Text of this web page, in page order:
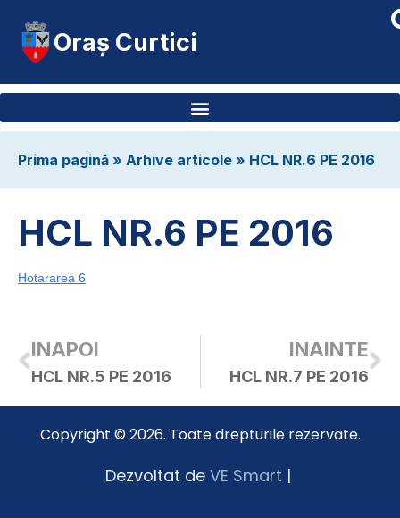
Oraș Curtici
Prima pagină » Arhive articole » HCL NR.6 PE 2016
HCL NR.6 PE 2016
Hotararea 6
INAPOI
HCL NR.5 PE 2016
INAINTE
HCL NR.7 PE 2016
Copyright © 2026. Toate drepturile rezervate.
Dezvoltat de VE Smart |